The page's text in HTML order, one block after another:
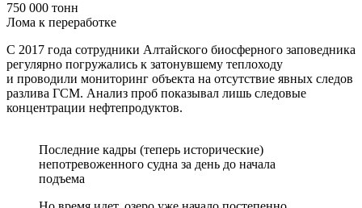
750 000 тонн
Лома к переработке
С 2017 года сотрудники Алтайского биосферного заповедника
регулярно погружались к затонувшему теплоходу
и проводили мониторинг объекта на отсутствие явных следов
разлива ГСМ. Анализ проб показывал лишь следовые
концентрации нефтепродуктов.
Последние кадры (теперь исторические)
непотревоженного судна за день до начала
подъема